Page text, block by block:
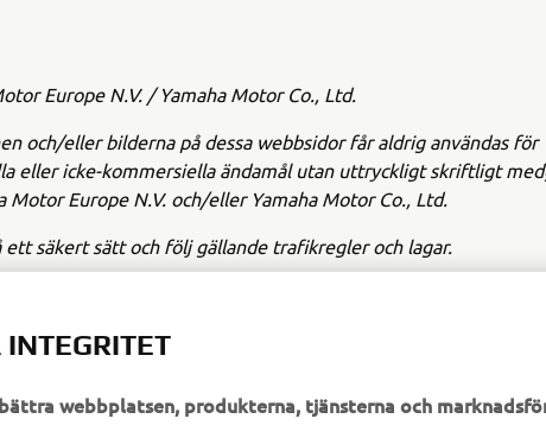
Europe N.V. / Yamaha Motor Co., Ltd.
och/eller bilderna på dessa webbsidor får aldrig användas för
eller icke-kommersiella ändamål utan uttryckligt skriftligt
Motor Europe N.V. och/eller Yamaha Motor Co., Ltd.
ett säkert sätt och följ gällande trafikregler och lagar.
webbplatsen, produkterna, tjänsterna och